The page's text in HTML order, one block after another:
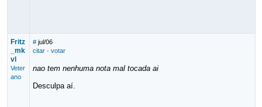
Fritz
_mk
vl
Veter
ano
# jul/06
citar· votar
nao tem nenhuma nota mal tocada ai
Desculpa aí.